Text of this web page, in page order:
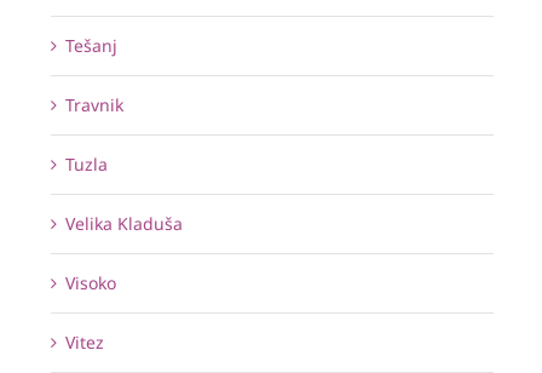
Tešanj
Travnik
Tuzla
Velika Kladuša
Visoko
Vitez